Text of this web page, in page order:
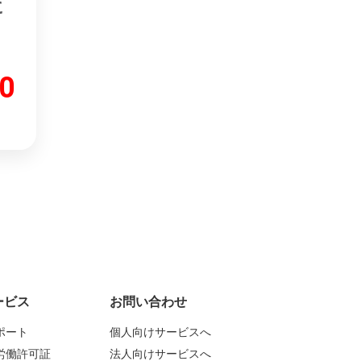
ビス
ート
働許可証
お問い合わせ
個人向けサービスへ
法人向けサービスへ